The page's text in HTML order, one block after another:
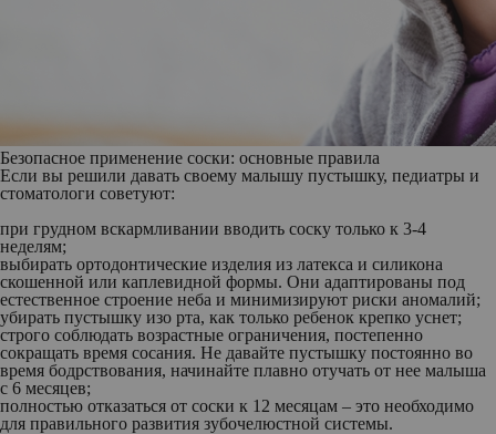
Безопасное применение соски: основные правила
Если вы решили давать своему малышу пустышку, педиатры и
стоматологи советуют:
при грудном вскармливании вводить соску только к 3-4
неделям;
выбирать ортодонтические изделия из латекса и силикона
скошенной или каплевидной формы. Они адаптированы под
естественное строение неба и минимизируют риски аномалий;
убирать пустышку изо рта, как только ребенок крепко уснет;
строго соблюдать возрастные ограничения, постепенно
сокращать время сосания. Не давайте пустышку постоянно во
время бодрствования, начинайте плавно отучать от нее малыша
с 6 месяцев;
полностью отказаться от соски к 12 месяцам – это необходимо
для правильного развития зубочелюстной системы.